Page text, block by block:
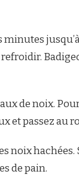
de noix.
et passez au
noix hachées.
de pain.